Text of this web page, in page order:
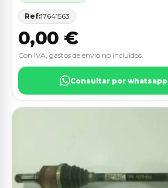
Ref:17641563
0,00 €
Con IVA, gastos de envio no incluidos.
Consultar por whatsapp